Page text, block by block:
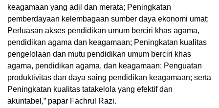
keagamaan yang adil dan merata; Peningkatan
pemberdayaan kelembagaan sumber daya ekonomi umat;
Perluasan akses pendidikan umum berciri khas agama,
pendidikan agama dan keagamaan; Peningkatan kualitas
pengelolaan dan mutu pendidikan umum berciri khas
agama, pendidikan agama, dan keagamaan; Penguatan
produktivitas dan daya saing pendidikan keagamaan; serta
Peningkatan kualitas tatakelola yang efektif dan
akuntabel,” papar Fachrul Razi.